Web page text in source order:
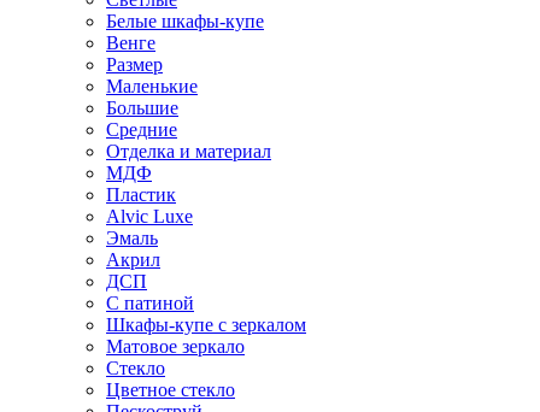
Белые шкафы-купе
Венге
Размер
Маленькие
Большие
Средние
Отделка и материал
МДФ
Пластик
Alvic Luxe
Эмаль
Акрил
ДСП
С патиной
Шкафы-купе с зеркалом
Матовое зеркало
Стекло
Цветное стекло